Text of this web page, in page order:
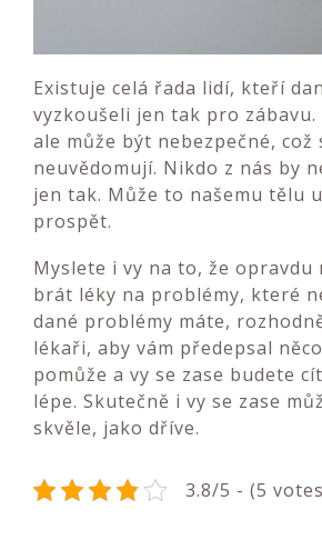
Existuje celá řada lidí, kteří
vyzkoušeli jen tak pro zábavu.
ale může být nebezpečné, což
neuvědomují. Nikdo z nás by
jen tak. Může to našemu tělu
prospět.
Myslete i vy na to, že opravdu
brát léky na problémy, které
dané problémy máte,
lékaři, aby vám předepsal
pomůže a vy se zase budete
lépe. Skutečně i vy se zase
skvěle, jako dříve.
3.8/5 - (5